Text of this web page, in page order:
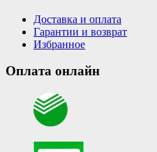
Доставка и оплата
Гарантии и возврат
Избранное
Оплата онлайн